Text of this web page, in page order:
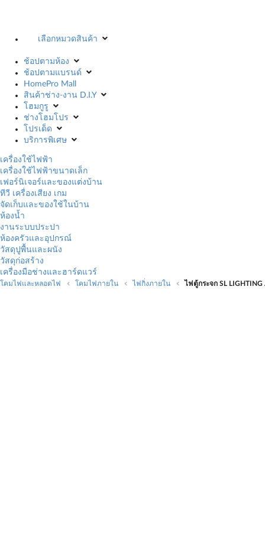
เลือกหมวดสินค้า
ช้อปตามห้อง
ช้อปตามแบรนด์
HomePro Mall
สินค้าช่าง-งาน D.I.Y
โฮมกูรู
ช่างโฮมโปร
โปรเด็ด
บริการพิเศษ
เครื่องใช้ไฟฟ้า
เครื่องใช้ไฟฟ้าขนาดเล็ก
เฟอร์นิเจอร์และของแต่งบ้าน
ทีวี เครื่องเสียง เกม
จัดเก็บและของใช้ในบ้าน
ห้องน้ำ
งานระบบประปา
ห้องครัวและอุปกรณ์
วัสดุปูพื้นและผนัง
วัสดุก่อสร้าง
เครื่องมือช่างและฮาร์ดแวร์
โคมไฟและหลอดไฟ โคมไฟภายใน ไฟกิ่งภายใน ไฟตู้กระจก SL